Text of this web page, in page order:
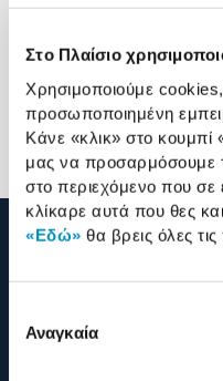
Στο Πλαίσιο
Χρησιμοποιούμε
προσωποποιημένη
Κάνε «κλικ» στο κουμπί
μας να προσαρμόσουμε
στο περιεχόμενο που σε
κλίκαρε αυτά που θες
«Εδώ» θα βρεις όλες
συγκατάθεσης
Αναγκαία
74,90€
Προσθήκη
Η ΕΤΑΙΡΕΙΑ